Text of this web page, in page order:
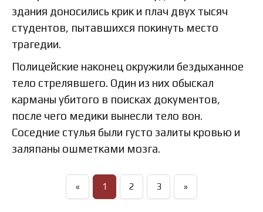
здания доносились крик и плач двух тысяч
студентов, пытавшихся покинуть место
трагедии.
Полицейские наконец окружили бездыханное
тело стрелявшего. Один из них обыскал
карманы убитого в поисках документов,
после чего медики вынесли тело вон.
Соседние стулья были густо залиты кровью и
заляпаны ошметками мозга.
« 1 2 3 »